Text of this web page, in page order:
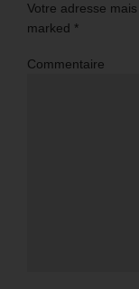
Votre adresse
marked *
Commentaire